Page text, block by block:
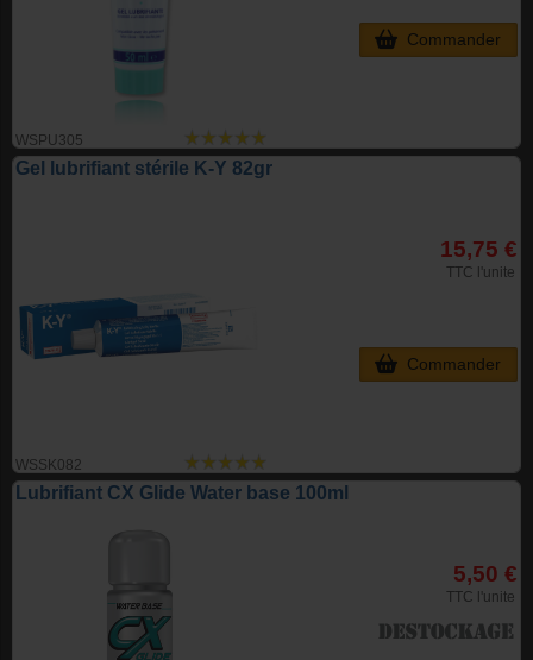
WSPU305
Commander
Gel lubrifiant stérile K-Y 82gr
WSSK082
15,75 €
TTC l'unite
Commander
Lubrifiant CX Glide Water base 100ml
5,50 €
TTC l'unite